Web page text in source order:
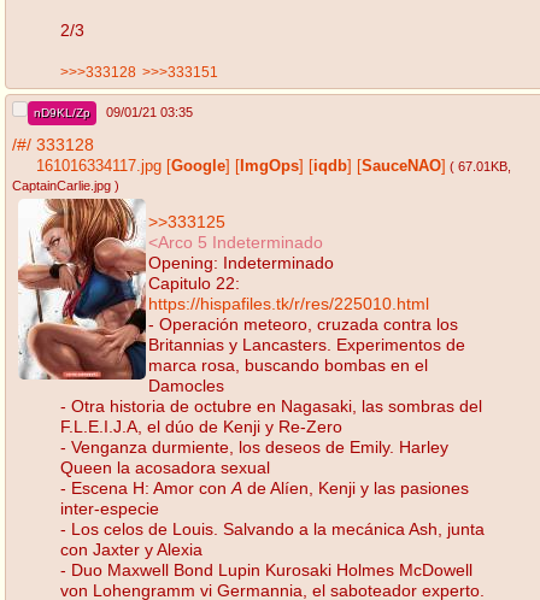
2/3
>>>333128 >>>333151
nD9KL/Zp 09/01/21 03:35
/#/ 333128
161016334117.jpg Google ImgOps iqdb SauceNAO ( 67.01KB
CaptainCarlie.jpg )
>>333125
<Arco 5 Indeterminado
Opening: Indeterminado
Capitulo 22:
https://hispafiles.tk/r/res/225010.html
- Operación meteoro, cruzada contra los
Britannias y Lancasters. Experimentos de
marca rosa, buscando bombas en el
Damocles
- Otra historia de octubre en Nagasaki, las sombras del
F.L.E.I.J.A, el dúo de Kenji y Re-Zero
- Venganza durmiente, los deseos de Emily. Harley
Queen la acosadora sexual
- Escena H: Amor con A de Alíen, Kenji y las pasiones
inter-especie
- Los celos de Louis. Salvando a la mecánica Ash, junta
con Jaxter y Alexia
- Duo Maxwell Bond Lupin Kurosaki Holmes McDowell
von Lohengramm vi Germannia, el saboteador experto.